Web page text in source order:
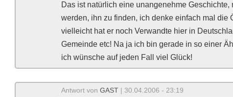
Das ist natürlich eine unangenehme
werden, ihn zu finden, ich denke einfach mal die
vielleicht hat er noch Verwandte hier in
Gemeinde etc! Na ja ich bin gerade in so einer
ich wünsche auf jeden Fall viel Glück!
Antwort von GAST | 30.04.2006 - 23:19